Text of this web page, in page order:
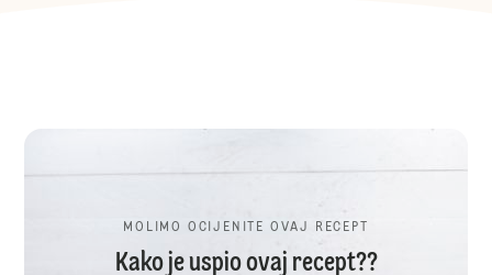
MOLIMO OCIJENITE OVAJ RECEPT
Kako je uspio ovaj recept??